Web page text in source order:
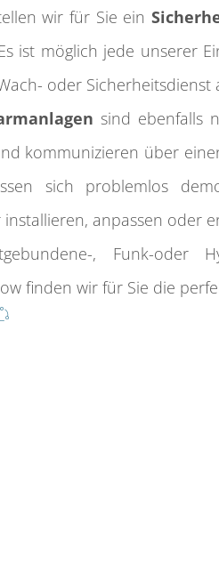
wir für Sie ein
ist möglich jede unserer
oder Sicherheits­dienst
sind ebenfalls
kommunizieren über
sich problemlos
anpassen oder
, Funk-oder
finden wir für Sie die